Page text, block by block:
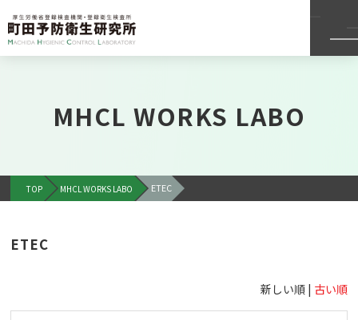
MHCL WORKS LABO
TOP MHCL WORKS LABO ETEC
ETEC
新しい順 | 古い順